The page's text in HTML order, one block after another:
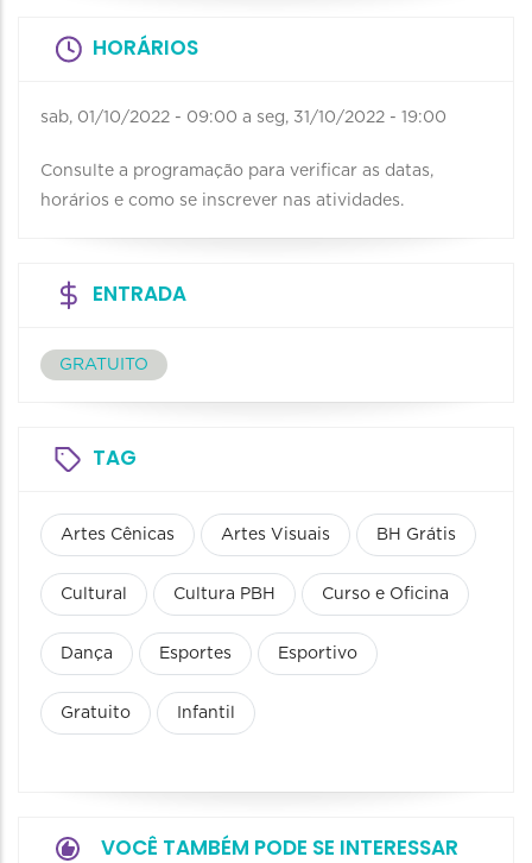
HORÁRIOS
sab, 01/10/2022 - 09:00 a seg, 31/10/2022 - 19:00
Consulte a programação para verificar as datas,
horários e como se inscrever nas atividades.
ENTRADA
GRATUITO
TAG
Artes Cênicas Artes Visuais BH Grátis
Cultural Cultura PBH Curso e Oficina
Dança Esportes Esportivo
Gratuito Infantil
VOCÊ TAMBÉM PODE SE INTERESSAR